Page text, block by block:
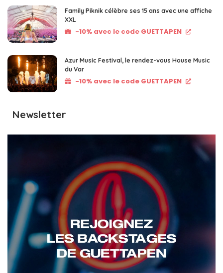
Family Piknik célèbre ses 15 ans avec une affiche
XXL
-10% avec le code GUETTAPEN
Azur Music Festival, le rendez-vous House Music
du Var
-10% avec le code GUETTAPEN
Newsletter